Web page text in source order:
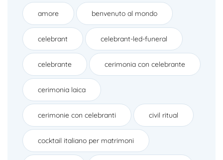
amore benvenuto al mondo
celebrant celebrant-led-funeral
celebrante cerimonia con celebrante
cerimonia laica
cerimonie con celebranti civil ritual
cocktail italiano per matrimoni